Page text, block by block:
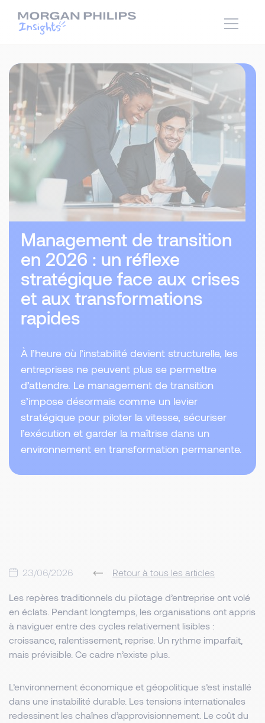
Management de transition
en 2026 : un réflexe
stratégique face aux crises
et aux transformations
rapides
À l’heure où l’instabilité devient structurelle, les
entreprises ne peuvent plus se permettre
d’attendre. Le management de transition
s’impose désormais comme un levier
stratégique pour piloter la vitesse, sécuriser
l’exécution et garder la maîtrise dans un
environnement en transformation permanente.
23/06/2026 Retour à tous les articles
Les repères traditionnels du pilotage d’entreprise ont volé
en éclats. Pendant longtemps, les organisations ont appris
à naviguer entre des cycles relativement lisibles :
croissance, ralentissement, reprise. Un rythme imparfait,
mais prévisible. Ce cadre n’existe plus.
L’environnement économique et géopolitique s’est installé
dans une instabilité durable. Les tensions internationales
redessinent les chaînes d’approvisionnement. Le coût du